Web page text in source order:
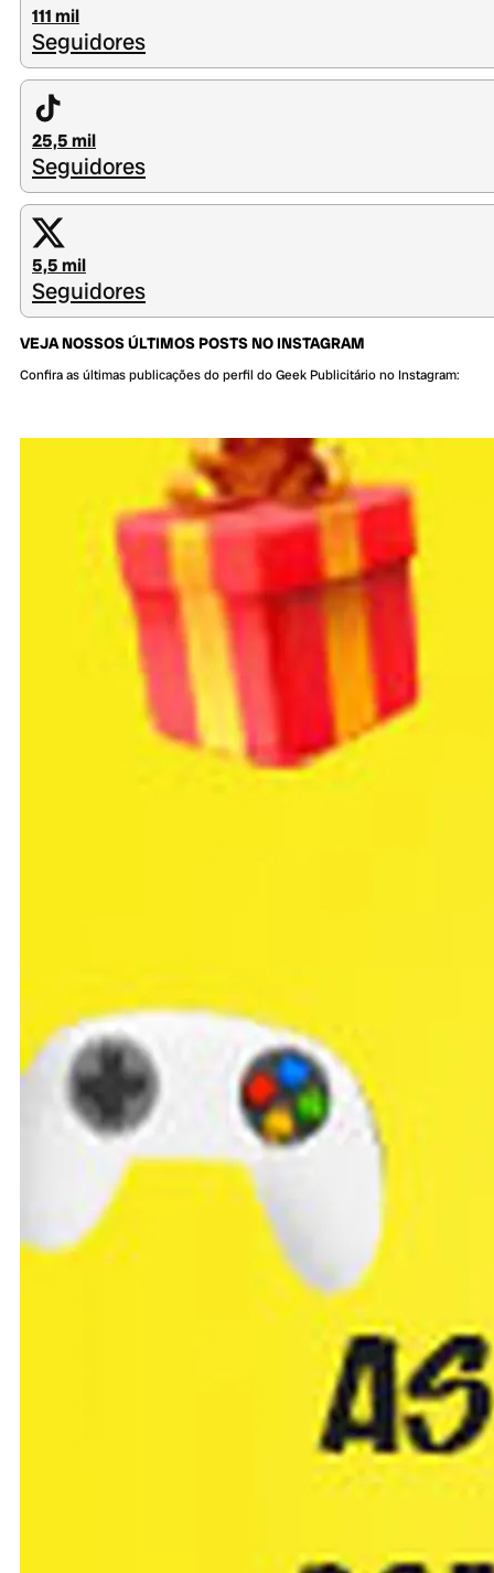
111 mil
Seguidores
25,5 mil
Seguidores
5,5 mil
Seguidores
VEJA NOSSOS ÚLTIMOS POSTS NO INSTAGRAM
Confira as últimas publicações do perfil do Geek Publicitário no Instagram: